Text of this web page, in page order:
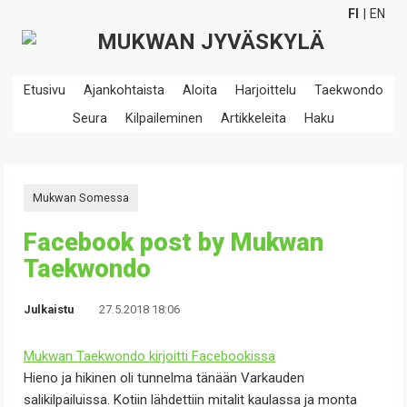
FI EN
Etusivu Ajankohtaista Aloita Harjoittelu
Taekwondo
Seura
Kilpaileminen Artikkeleita Haku
Mukwan Somessa
Facebook post by Mukwan
Taekwondo
Julkaistu 27.5.2018 18:06
Mukwan Taekwondo kirjoitti Facebookissa
Hieno ja hikinen oli tunnelma tänään Varkauden
salikilpailuissa. Kotiin lähdettiin mitalit kaulassa ja monta